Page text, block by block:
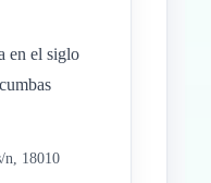
en el siglo
n, 18010